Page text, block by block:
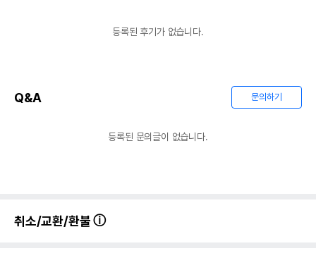
등록된 후기가 없습니다.
Q&A 문의하기
등록된 문의글이 없습니다.
취소/교환/환불